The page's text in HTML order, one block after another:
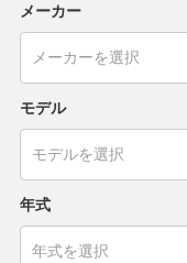
メーカー
モデル
年式